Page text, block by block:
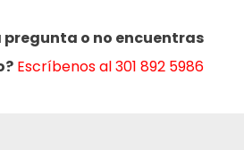
pregunta o no encuentras
Escríbenos al 301 892 5986